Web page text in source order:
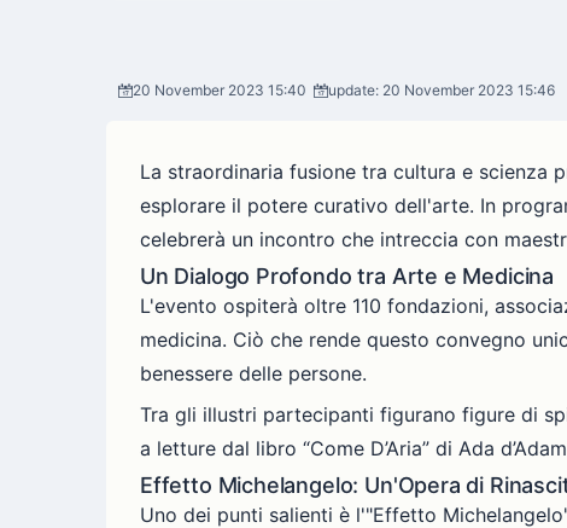
20 November 2023 15:40 update: 20 November 2023 15:46
La straordinaria fusione tra cultura e scienza
esplorare il potere curativo dell'arte. In
celebrerà un incontro che intreccia con
Un Dialogo Profondo tra Arte e Medicina
L'evento ospiterà oltre 110 fondazioni,
medicina. Ciò che rende questo convegno
benessere delle persone.
Tra gli illustri partecipanti figurano figure di
a letture dal libro “Come D’Aria” di Ada
Effetto Michelangelo: Un'Opera di
Uno dei punti salienti è l'"Effetto